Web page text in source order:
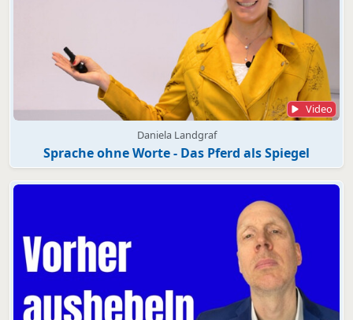
Video
Daniela Landgraf
Sprache ohne Worte - Das Pferd als Spiegel